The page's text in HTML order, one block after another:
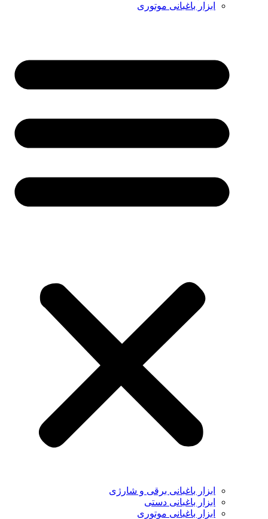
ابزار باغبانی موتوری
ابزار باغبانی برقی و شارژی
ابزار باغبانی دستی
ابزار باغبانی موتوری